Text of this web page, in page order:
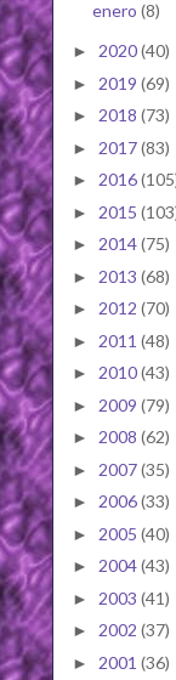
enero (8)
► 2020(40)
► 2019 (69)
► 2018 (73)
► 2017(83)
► 2016
► 2015
► 2014(75)
► 2013 (68)
► 2012 (70)
► 2011 (48)
► 2010(43)
► 2009 (79)
► 2008 (62)
► 2007(35)
► 2006(33)
► 2005 (40)
► 2004(43)
► 2003 (41)
► 2002 (37)
► 2001 (36)